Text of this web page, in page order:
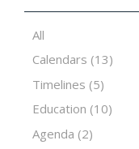
All
Calendars (13)
Timelines (5)
Education (10)
Agenda (2)